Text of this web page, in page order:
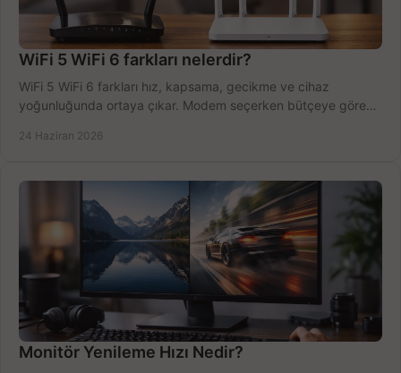
WiFi 5 WiFi 6 farkları nelerdir?
WiFi 5 WiFi 6 farkları hız, kapsama, gecikme ve cihaz
yoğunluğunda ortaya çıkar. Modem seçerken bütçeye göre
24 Haziran 2026
Monitör Yenileme Hızı Nedir?